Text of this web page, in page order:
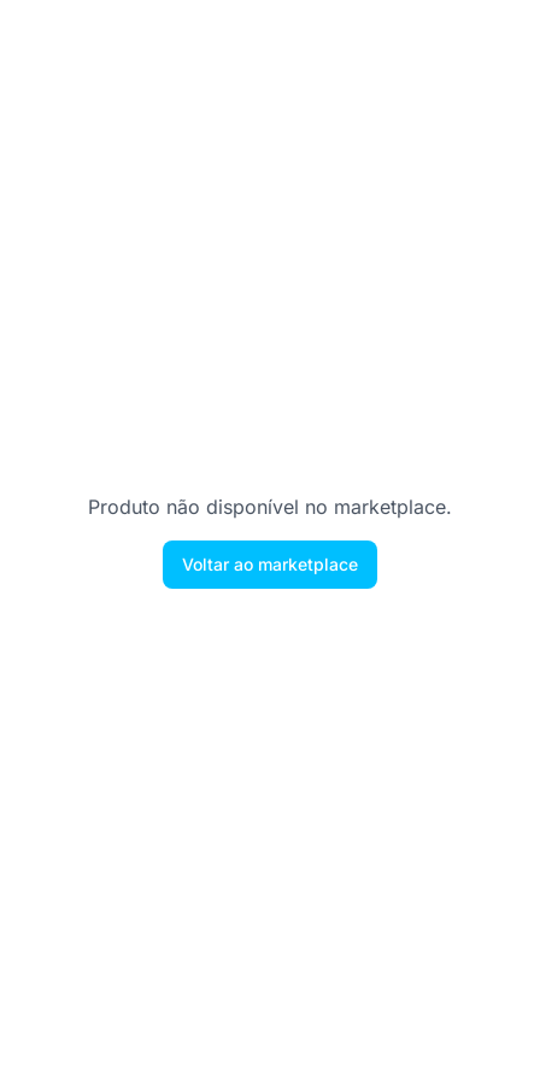
Produto não disponível no marketplace.
Voltar ao marketplace